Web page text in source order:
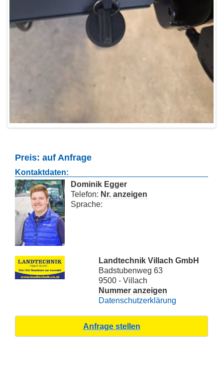
Preis: auf Anfrage
Kontaktdaten:
Dominik Egger
Telefon: Nr. anzeigen
Sprache:
Landtechnik Villach GmbH
Badstubenweg 63
9500 - Villach
Nummer anzeigen
Datenschutzerklärung